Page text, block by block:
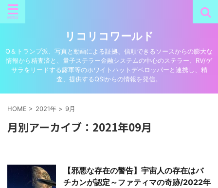
リコリコワールド
Q＆トランプ派、写真と動画による証拠、信頼できるソースからの膨大な
情報から精査済と、量子ステラー金融システムの中心のステラー、RV/ゲ
サラをリードする露軍等のホワイトハットデベロッパーと連携し、精
査、提供するQSIからの情報を発信。
HOME > 2021年 > 9月
月別アーカイブ：2021年09月
【邪悪な存在の警告】宇宙人の存在はバ
チカンが認定～ファティマの奇跡/2022年